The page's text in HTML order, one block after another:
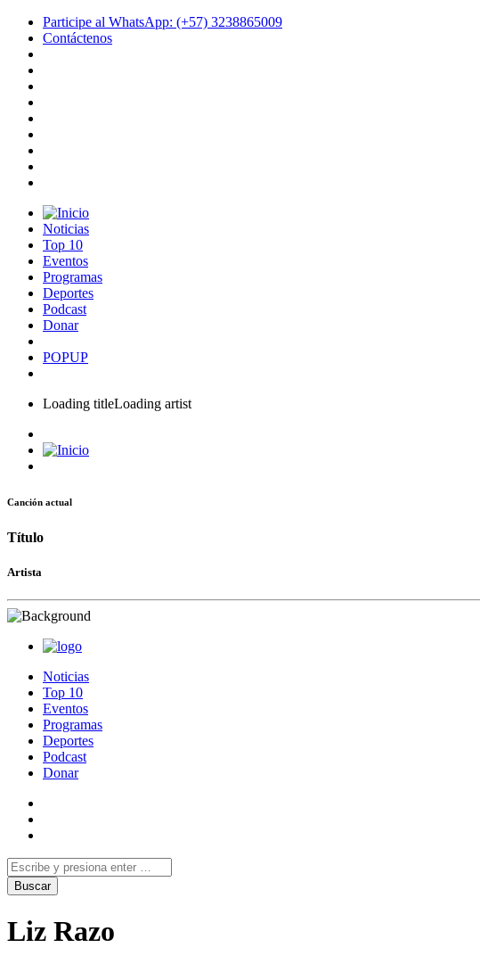
Participe al WhatsApp: (+57) 3238865009
Contáctenos
Noticias
Top 10
Eventos
Programas
Deportes
Podcast
Donar
POPUP
Loading titleLoading artist
Canción actual
Título
Artista
Noticias
Top 10
Eventos
Programas
Deportes
Podcast
Donar
Liz Razo